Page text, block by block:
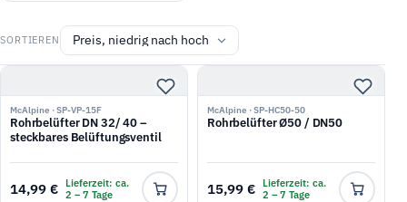
SORTIEREN
McAlpine · SP-VP-15F
Rohrbelüfter DN 32/ 40 –
steckbares Belüftungsventil
14,99 €
Lieferzeit: ca.
2 – 7 Tage
McAlpine · SP-HC50-50
Rohrbelüfter Ø50 / DN50
15,99 €
Lieferzeit: ca.
2 – 7 Tage